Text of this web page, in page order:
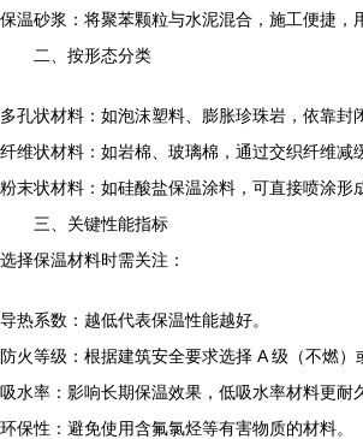
保温砂浆：将聚苯颗粒与水泥混合，施工便捷，
二、按形态分类
多孔状材料：如泡沫塑料、膨胀珍珠岩，依靠封
纤维状材料：如岩棉、玻璃棉，通过交织纤维减
粉末状材料：如硅酸盐保温涂料，可直接喷涂形
三、关键性能指标
选择保温材料时需关注：
导热系数：越低代表保温性能越好。
防火等级：根据建筑安全要求选择 A 级（不燃）
吸水率：影响长期保温效果，低吸水率材料更耐
环保性：避免使用含氟氯烃等有害物质的材料。